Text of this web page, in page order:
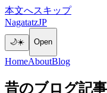
本文へスキップ
NagatatzJP
🌙☀️ Open
HomeAboutBlog
昔のブログ記